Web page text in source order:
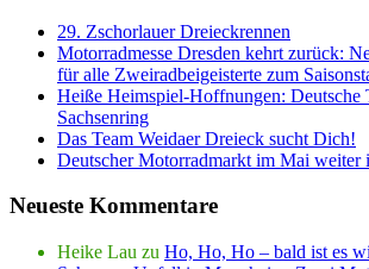
29. Zschorlauer Dreieckrennen
Motorradmesse Dresden kehrt zurück:
für alle Zweiradbeigeisterte zum
Heiße Heimspiel-Hoffnungen: Deutsche
Sachsenring
Das Team Weidaer Dreieck sucht Dich!
Deutscher Motorradmarkt im Mai weiter
Neueste Kommentare
Heike Lau zu Ho, Ho, Ho – bald ist es